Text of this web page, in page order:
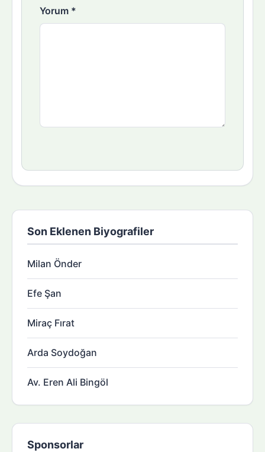
Yorum *
Son Eklenen Biyografiler
Milan Önder
Efe Şan
Miraç Fırat
Arda Soydoğan
Av. Eren Ali Bingöl
Sponsorlar